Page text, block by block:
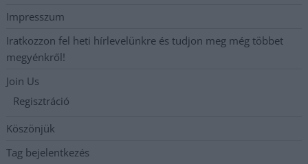
Impresszum
Iratkozzon fel heti hírlevelünkre és tudjon meg még többet
megyénkről!
Join Us
Regisztráció
Köszönjük
Tag bejelentkezés